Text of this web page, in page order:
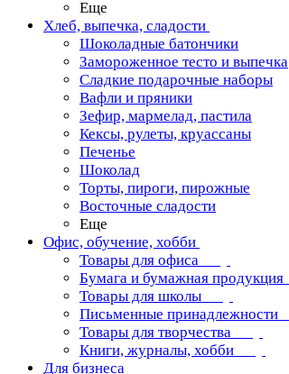
Еще
Хлеб, выпечка, сладости
Шоколадные батончики
Замороженное тесто и выпечка
Сладкие подарочные наборы
Вафли и пряники
Зефир, мармелад, пастила
Кексы, рулеты, круассаны
Печенье
Шоколад
Торты, пироги, пирожные
Восточные сладости
Еще
Офис, обучение, хобби
Товары для офиса
Бумага и бумажная продукция
Товары для школы
Письменные принадлежности
Товары для творчества
Книги, журналы, хобби
Для бизнеса